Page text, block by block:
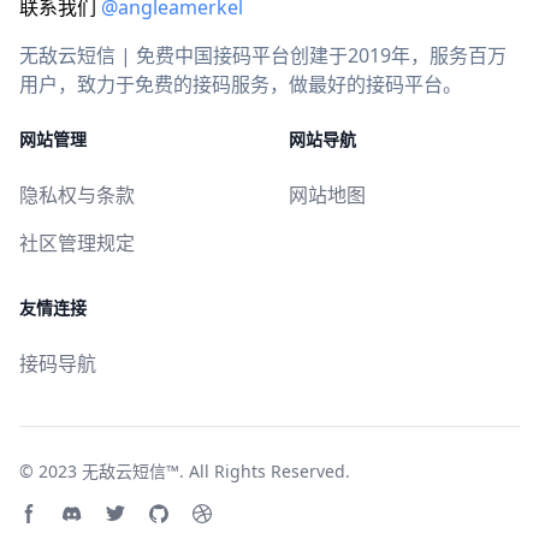
联系我们 @angleamerkel
无敌云短信 | 免费中国接码平台创建于2019年，服务百万
用户，致力于免费的接码服务，做最好的接码平台。
网站管理
隐私权与条款
社区管理规定
网站导航
网站地图
友情连接
接码导航
© 2023 无敌云短信™. All Rights Reserved.